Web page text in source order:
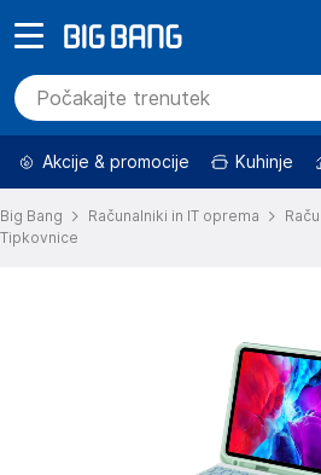
Akcije & promocije Kuhinje
Big Bang Računalniki in IT oprema
Tipkovnice